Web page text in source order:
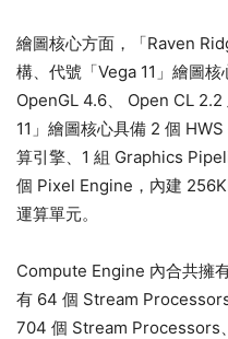
繪圖核心方面，「Raven
構、代號「Vega 11」繪圖核
OpenGL 4.6、 Open CL
11」繪圖核心具備 2 個
算引擎、1 組 Graphics
個 Pixel Engine，內建
運算單元。
Compute Engine 內合共擁
有 64 個 Stream
704 個 Stream Processors